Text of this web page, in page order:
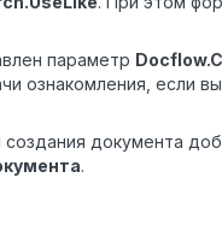
параметр
ознакомления, если
документа
.